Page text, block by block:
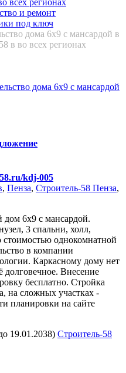
и ремонт
под ключ
дома 6х9 с мансардой в
в во всех регионах
kdj-005
, Пенза, Строитель-58 Пенза,
6х9 с мансардой.
3 спальни, холл,
однокомнатной
в компании
Каркасному дому нет
долговечное. Внесение
бесплатно. Стройка
на сложных участках -
планировки на сайте
19.01.2038) Строитель-58